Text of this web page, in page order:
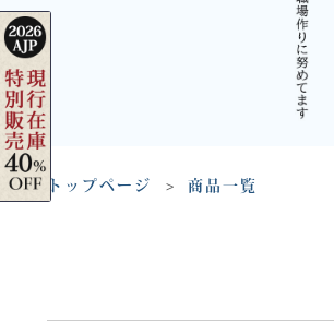
トップページ 商品一覧